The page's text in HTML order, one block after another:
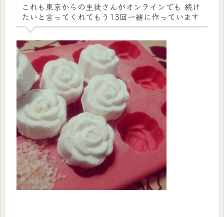
これも東京からの生徒さんがオンラインでも 続け
たいと言ってくれてもう13回一緒に作っています